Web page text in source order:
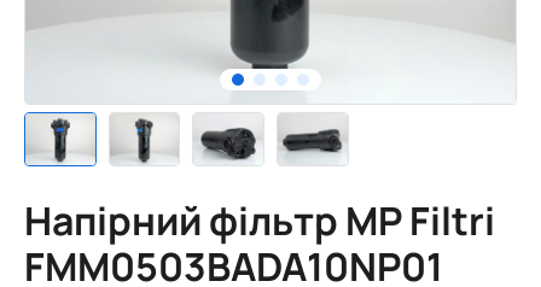
Напірний фільтр MP Filtri
FMM0503BADA10NP01